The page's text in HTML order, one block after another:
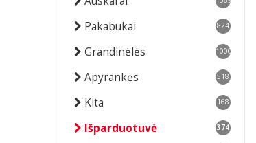
Pakabukai 824
Grandinėlės 1000
Apyrankės 518
Kita 168
Išparduotuvė 374